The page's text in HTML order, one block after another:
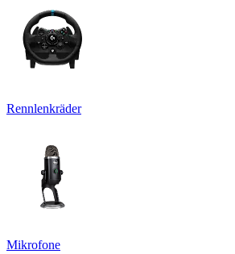
Rennlenkräder
Mikrofone